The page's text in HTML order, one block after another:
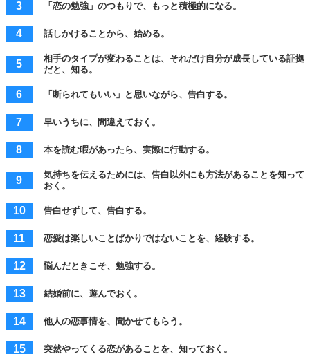
「恋の勉強」のつもりで、もっと積極的になる。
話しかけることから、始める。
相手のタイプが変わることは、それだけ自分が成長している証拠
だと、知る。
「断られてもいい」と思いながら、告白する。
早いうちに、間違えておく。
本を読む暇があったら、実際に行動する。
気持ちを伝えるためには、告白以外にも方法があることを知って
おく。
告白せずして、告白する。
恋愛は楽しいことばかりではないことを、経験する。
悩んだときこそ、勉強する。
結婚前に、遊んでおく。
他人の恋事情を、聞かせてもらう。
突然やってくる恋があることを、知っておく。